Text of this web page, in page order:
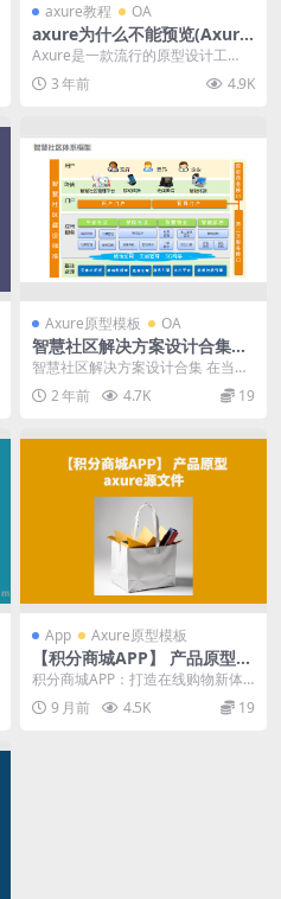
axure教程 OA
axure为什么不能预览(Axure
预览问题解析)
Axure是一款流行的原型设计工
具，被广泛用于创建交互式原型。
然而，有时候用户会...
3 年前 4.9K
Axure原型模板 OA
智慧社区解决方案设计合集
（5个精品ppt下载)
智慧社区解决方案设计合集 在当今
数字化时代，智慧社区成为了城市
发展的重要组成部分...
2 年前 4.7K 19
App Axure原型模板
【积分商城APP】 产品原型ax
ure rp源文件下载
积分商城APP：打造在线购物新体
验 积分商城APP的特点 积分商城AP
P是一种以...
9 月前 4.5K 19